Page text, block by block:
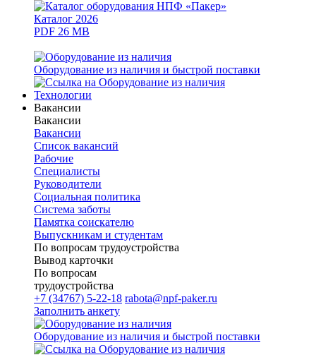
Каталог 2026
PDF 26 MB
Оборудование из наличия и быстрой поставки
Технологии
Вакансии
Вакансии
Вакансии
Список вакансий
Рабочие
Специалисты
Руководители
Cоциальная политика
Система заботы
Памятка соискателю
Выпускникам и студентам
По вопросам трудоустройства
Вывод карточки
По вопросам
трудоустройства
+7 (34767) 5-22-18 rabota@npf-paker.ru
Заполнить анкету
Оборудование из наличия и быстрой поставки